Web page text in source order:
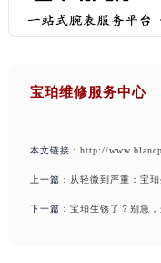
宝珀维修服务中心
本文链接： http://
上一篇： 从轻微到严重：宝
下一篇： 宝珀生锈了？别急